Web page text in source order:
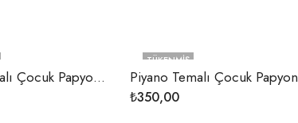
Müzik Temalı Çocuk Papyon ve Pantolon Askısı
TÜKENMIŞ
Piyano Temalı Çocuk Papyon
₺350,00